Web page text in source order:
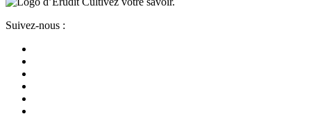
Suivez-nous :